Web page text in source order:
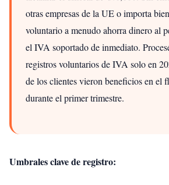
otras empresas de la UE o importa
voluntario a menudo ahorra dinero al
el IVA soportado de inmediato.
registros voluntarios de IVA solo en
de los clientes vieron beneficios en el
durante el primer trimestre.
Umbrales clave de registro: